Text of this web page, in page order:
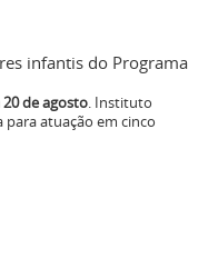
infantis do Programa
20 de agosto. Instituto
para atuação em cinco